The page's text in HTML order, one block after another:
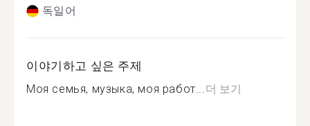
독일어
이야기하고 싶은 주제
Моя семья, музыка, моя работ...더 보기